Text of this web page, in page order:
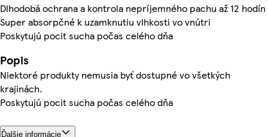
Dlhodobá ochrana a kontrola nepríjemného pachu až 12 hodín
Super absorpčné k uzamknutiu vlhkosti vo vnútri
Poskytujú pocit sucha počas celého dňa
Popis
Niektoré produkty nemusia byť dostupné vo všetkých
krajinách.
Poskytujú pocit sucha počas celého dňa
Ďalšie informácie